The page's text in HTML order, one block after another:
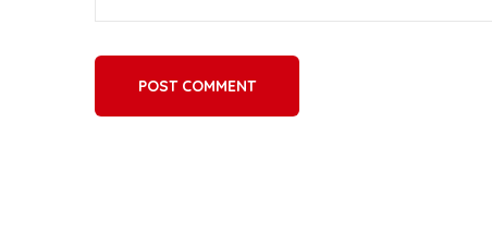
POST COMMENT